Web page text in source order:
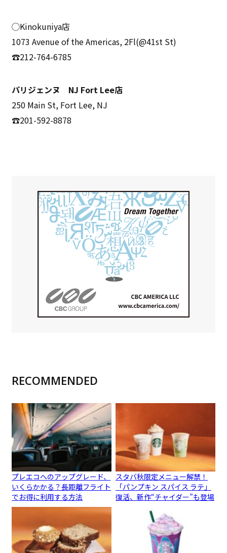
◯Kinokuniya店
1073 Avenue of the Americas, 2Fl(@41st St)
☎212-764-6785
パリジェンヌ NJ Fort Lee店
250 Main St, Fort Lee, NJ
☎201-592-8878
RECOMMENDED
プレエコへのアップグレード、
いくらかかる？長距離フライト
でお得に利用する方法
スタバ秋限定メニュー解禁！
「パンプキン スパイス ラテ」
復活、新作“チャイダー”も登場